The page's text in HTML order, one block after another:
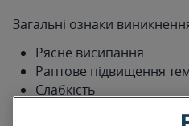
Загальні ознаки
Рясне висипання
Раптове підвищення
Слабкість